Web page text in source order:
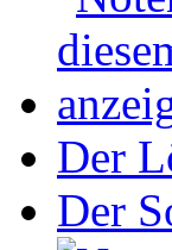
Der
Der